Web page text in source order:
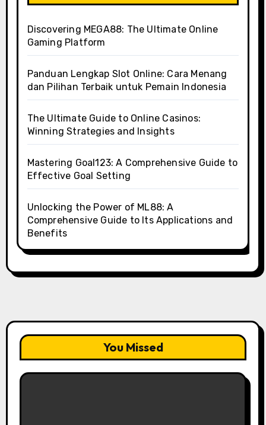
Discovering MEGA88: The Ultimate Online
Gaming Platform
Panduan Lengkap Slot Online: Cara Menang
dan Pilihan Terbaik untuk Pemain Indonesia
The Ultimate Guide to Online Casinos:
Winning Strategies and Insights
Mastering Goal123: A Comprehensive Guide to
Effective Goal Setting
Unlocking the Power of ML88: A
Comprehensive Guide to Its Applications and
Benefits
You Missed